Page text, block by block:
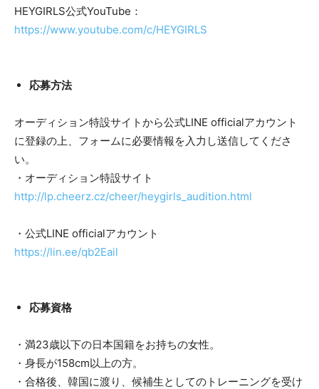
HEYGIRLS公式YouTube：
https://www.youtube.com/c/HEYGIRLS
応募方法
オーディション特設サイトから公式LINE officialアカウント
に登録の上、フォームに必要情報を入力し送信してくださ
い。
・オーディション特設サイト
http://lp.cheerz.cz/cheer/heygirls_audition.html
・公式LINE officialアカウント
https://lin.ee/qb2Eail
応募資格
・満23歳以下の日本国籍をお持ちの女性。
・身長が158cm以上の方。
・合格後、韓国に渡り、候補生としてのトレーニングを受け